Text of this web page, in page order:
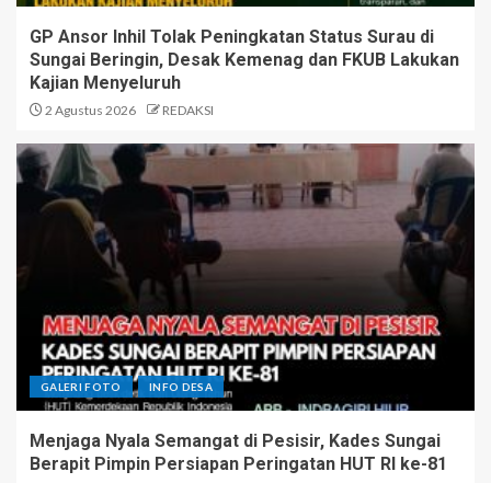
GP Ansor Inhil Tolak Peningkatan Status Surau di
Sungai Beringin, Desak Kemenag dan FKUB Lakukan
Kajian Menyeluruh
2 Agustus 2026 REDAKSI
GALERI FOTO INFO DESA
Menjaga Nyala Semangat di Pesisir, Kades Sungai
Berapit Pimpin Persiapan Peringatan HUT RI ke-81